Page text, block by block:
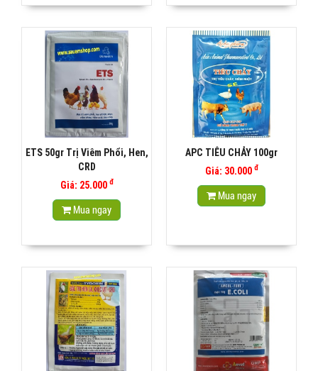
ETS 50gr Trị Viêm Phổi, Hen,
CRD
Giá: 25.000 đ
Mua ngay
APC TIÊU CHẢY 100gr
Giá: 30.000 đ
Mua ngay